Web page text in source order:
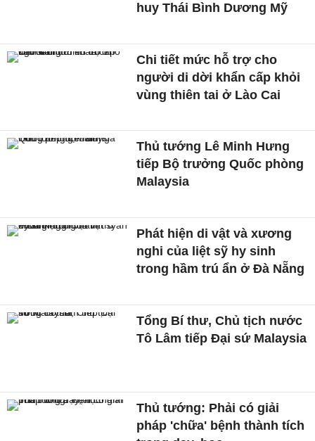
huy Thái Bình Dương Mỹ
Chi tiết mức hỗ trợ cho
người di dời khẩn cấp khỏi
vùng thiên tai ở Lào Cai
Thủ tướng Lê Minh Hưng
tiếp Bộ trưởng Quốc phòng
Malaysia
Phát hiện di vật và xương
nghi của liệt sỹ hy sinh
trong hầm trú ẩn ở Đà Nẵng
Tổng Bí thư, Chủ tịch nước
Tô Lâm tiếp Đại sứ Malaysia
Thủ tướng: Phải có giải
pháp 'chữa' bệnh thành tích